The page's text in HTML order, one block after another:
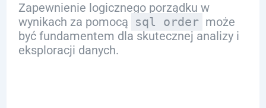
Zapewnienie logicznego porządku w
wynikach za pomocą sql order może
być fundamentem dla skutecznej analizy i
eksploracji danych.